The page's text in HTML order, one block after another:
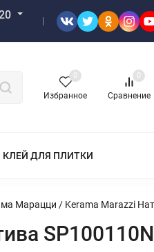
Избранное
0
Сравнение
0
КЛЕЙ ДЛЯ ПЛИТКИ
Марацци / Kerama Marazzi